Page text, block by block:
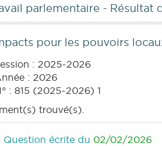
parlementaire - Résultat
pour les pouvoirs
: 2025-2026
: 2026
: 815 (2025-2026) 1
trouvé(s).
Question écrite du 02/02/2026